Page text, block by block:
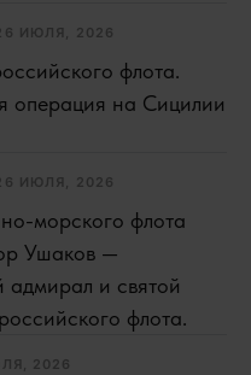
ИЮЛЯ, 2026
флота.
операция на Сицилии
ИЮЛЯ, 2026
морского флота
Ушаков —
адмирал и святой
флота.
2026